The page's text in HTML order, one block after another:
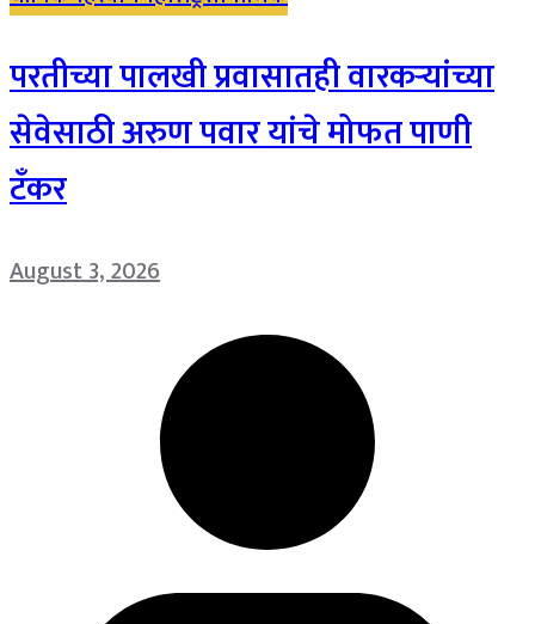
परतीच्या पालखी प्रवासातही वारकऱ्यांच्या
सेवेसाठी अरुण पवार यांचे मोफत पाणी
टँकर
August 3, 2026